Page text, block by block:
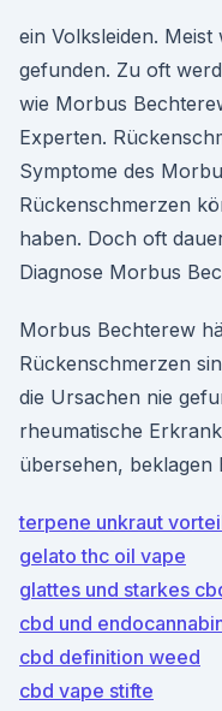
ein Volksleiden.
gefunden. Zu oft
wie Morbus
Experten.
Symptome des
Rückenschmerzen
haben. Doch oft
Diagnose Morbus
Morbus Bechterew
Rückenschmerzen
die Ursachen nie
rheumatische
übersehen, beklagen
terpene unkraut
gelato thc oil vape
glattes und starkes
cbd und
cbd definition weed
cbd vape stifte